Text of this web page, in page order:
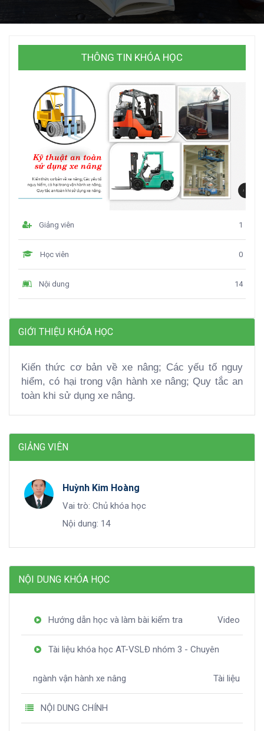
THÔNG TIN KHÓA HỌC
Giảng viên 1
Học viên 0
Nội dung 14
GIỚI THIỆU KHÓA HỌC
Kiến thức cơ bản về xe nâng; Các yếu tố nguy
hiểm, có hại trong vận hành xe nâng; Quy tắc an
toàn khi sử dụng xe nâng.
GIẢNG VIÊN
Huỳnh Kim Hoàng
Vai trò: Chủ khóa học
Nội dung: 14
NỘI DUNG KHÓA HỌC
Hướng dẫn học và làm bài kiểm tra Video
Tài liệu khóa học AT-VSLĐ nhóm 3 - Chuyên
ngành vận hành xe nâng Tài liệu
NỘI DUNG CHÍNH